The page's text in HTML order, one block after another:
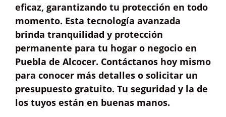
eficaz, garantizando tu protección en todo
momento. Esta tecnología avanzada
brinda tranquilidad y protección
permanente para tu hogar o negocio en
Puebla de Alcocer. Contáctanos hoy mismo
para conocer más detalles o solicitar un
presupuesto gratuito. Tu seguridad y la de
los tuyos están en buenas manos.